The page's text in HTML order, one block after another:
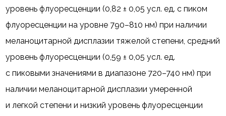
уровень флуоресценции (0,82 ± 0,05 усл. ед. с пиком
флуоресценции на уровне 790–810 нм) при наличии
меланоцитарной дисплазии тяжелой степени, средний
уровень флуоресценции (0,59 ± 0,05 усл. ед.
с пиковыми значениями в диапазоне 720–740 нм) при
наличии меланоцитарной дисплазии умеренной
и легкой степени и низкий уровень флуоресценции